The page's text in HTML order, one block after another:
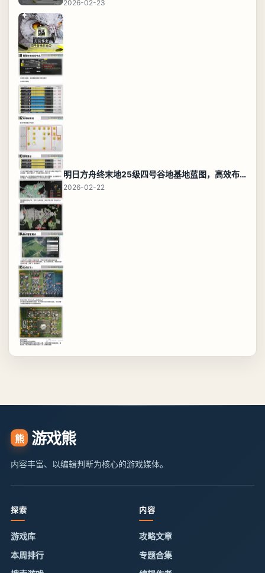
2026-02-23
明日方舟终末地25级四号谷地基地蓝图，高效布局规划
2026-02-22
熊 游戏熊
内容丰富、以编辑判断为核心的游戏媒体。
探索
游戏库
本周排行
内容
攻略文章
专题合集